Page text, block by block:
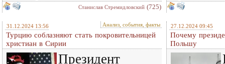
Станислав Стремидловский (725)
31.12.2024 13:56 Анализ, события, факты
Турцию соблазняют стать покровительницей
христиан в Сирии
Президент
27.12.2024 09:45
Почему
Польшу